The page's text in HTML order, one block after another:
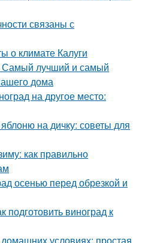
связаны с
о климате Калуги
Самый лучший и самый
дома
на другое место:
на дичку: советы для
как правильно
осенью перед обрезкой и
подготовить виноград к